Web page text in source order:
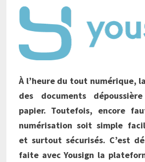
À l’heure du tout numérique,
des documents
papier. Toutefois, encore
numérisation soit simple
et surtout sécurisés. C’est
faite avec Yousign la